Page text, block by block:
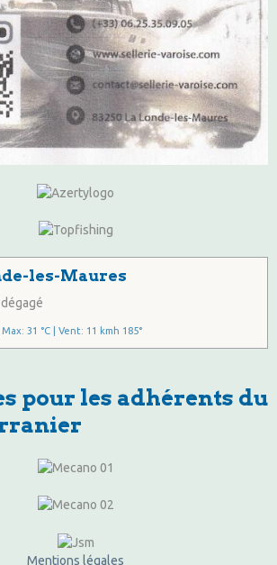
les-Maures
Max: 31 °C | Vent: 11 kmh 185°
pour les adhérents du
Mentions légales